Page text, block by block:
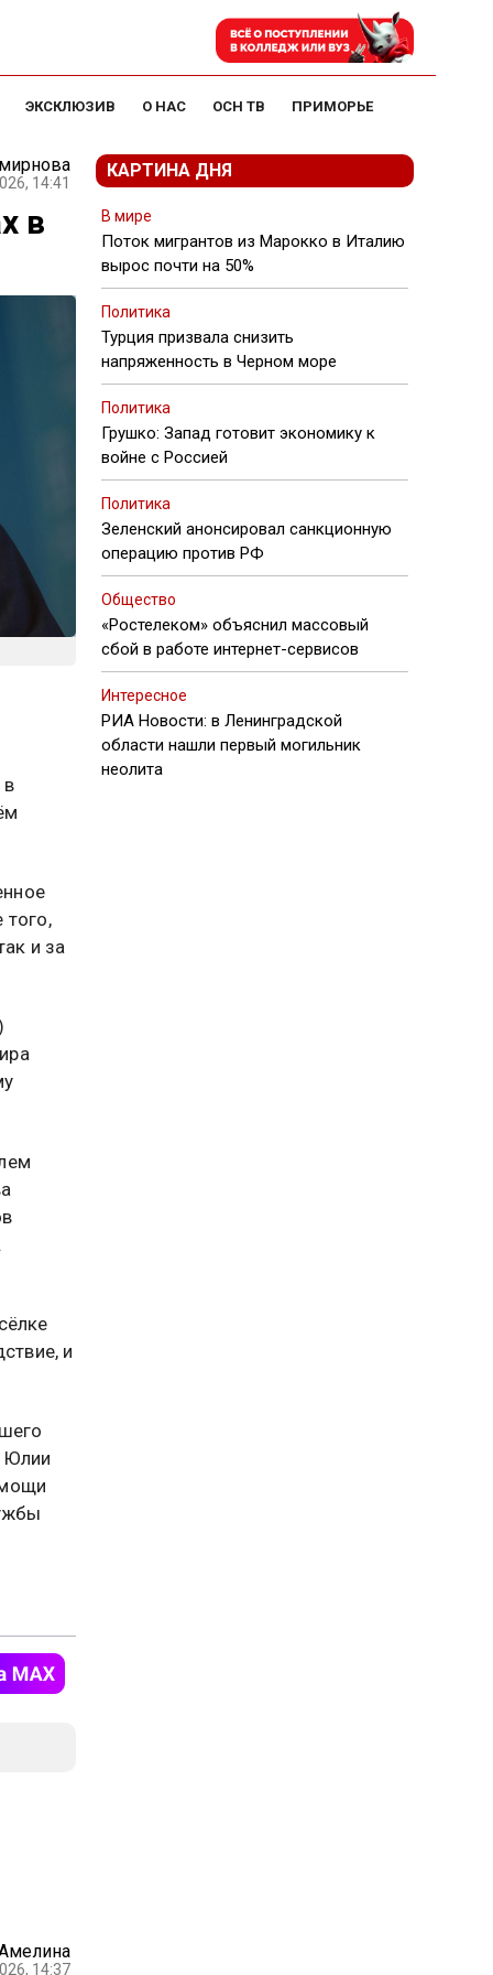
ЭКСКЛЮЗИВ О НАС ОСН ТВ ПРИМОРЬЕ
14:41
в
в
того,
и за
и
Юлии
14:37
КАРТИНА ДНЯ
В мире
Поток мигрантов из Марокко в Италию
вырос почти на 50%
Политика
Турция призвала снизить
напряженность в Черном море
Политика
Грушко: Запад готовит экономику к
войне с Россией
Политика
Зеленский анонсировал санкционную
операцию против РФ
Общество
«Ростелеком» объяснил массовый
сбой в работе интернет-сервисов
Интересное
РИА Новости: в Ленинградской
области нашли первый могильник
неолита